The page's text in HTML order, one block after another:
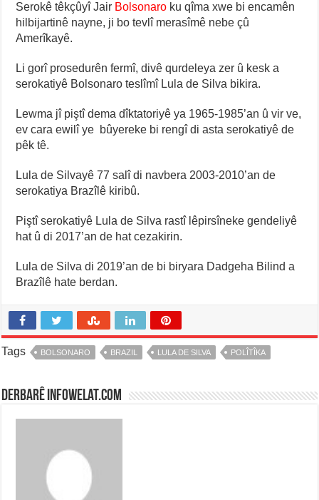
Serokê têkçûyî Jair Bolsonaro ku qîma xwe bi encamên
hilbijartinê nayne, ji bo tevlî merasîmê nebe çû
Amerîkayê.
Li gorî prosedurên fermî, divê qurdeleya zer û kesk a
serokatiyê Bolsonaro teslîmî Lula de Silva bikira.
Lewma jî piştî dema dîktatoriyê ya 1965-1985’an û vir ve,
ev cara ewilî ye bûyereke bi rengî di asta serokatiyê de
pêk tê.
Lula de Silvayê 77 salî di navbera 2003-2010’an de
serokatiya Brazîlê kiribû.
Piştî serokatiyê Lula de Silva rastî lêpirsîneke gendeliyê
hat û di 2017’an de hat cezakirin.
Lula de Silva di 2019’an de bi biryara Dadgeha Bilind a
Brazîlê hate berdan.
Tags BOLSONARO BRAZIL LULA DE SILVA POLÎTÎKA
Derbarê infowelat.com